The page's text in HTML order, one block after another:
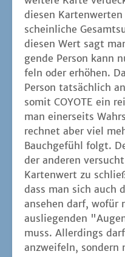
Kar­ten­wert zu
dass man sich auch
anse­hen darf, wofür
aus­lie­gen­den
muss. Aller­dings
anzwei­feln, son­dern
men­wert erhö­hen.
kann man natür­lich
de brin­gen. War
kann ein beherzt
Über­ra­schungs­lau­te
Ver­liert man
dann muss man
Augen-Kar­ten
man dahin­ge­gen
wie­der auf die
Gan­ze macht man